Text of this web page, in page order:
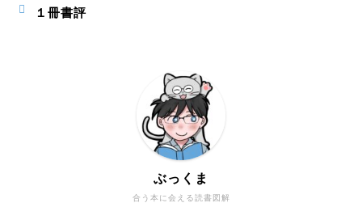
１冊書評
合う本に会える読書図解
ぶっくま